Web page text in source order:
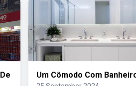
Um Cômodo Com